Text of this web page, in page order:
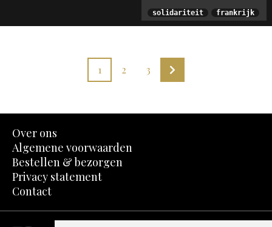
solidariteit frankrijk
1 2 3
Over ons
Algemene voorwaarden
Bestellen & bezorgen
Privacy statement
Contact